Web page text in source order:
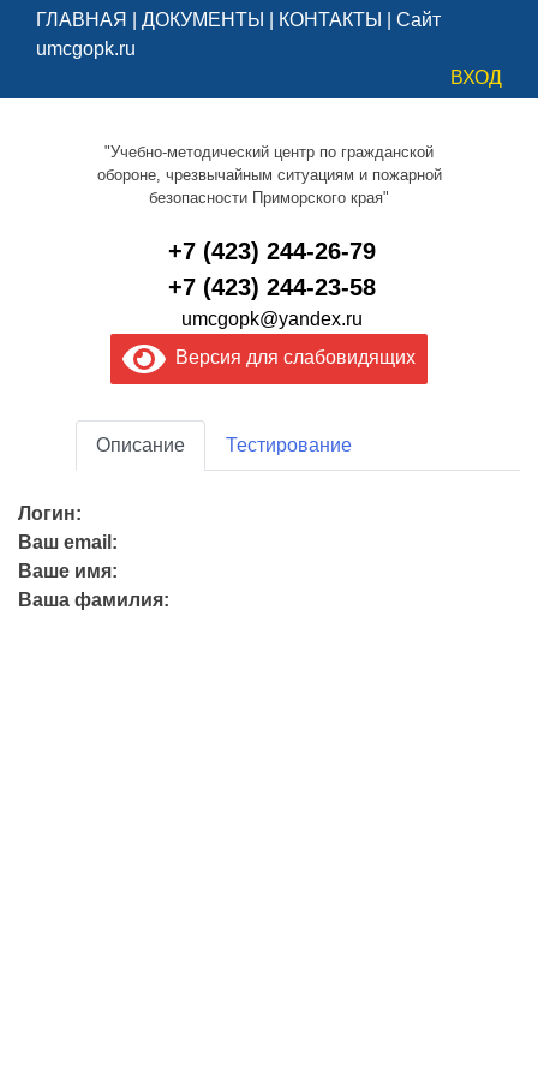
ГЛАВНАЯ ДОКУМЕНТЫ КОНТАКТЫ
Сайт
umcgopk.ru
ВХОД
"Учебно-методический центр по гражданской
обороне, чрезвычайным ситуациям и пожарной
безопасности Приморского края"
+7 (423) 244-26-79
+7 (423) 244-23-58
umcgopk@yandex.ru
Версия для слабовидящих
Описание Тестирование
Логин:
Ваш email:
Ваше имя:
Ваша фамилия: